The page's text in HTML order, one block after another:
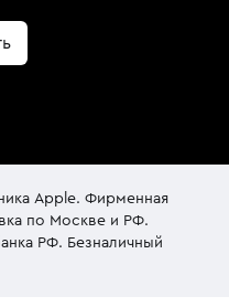
Apple. Фирменная
по Москве и РФ.
РФ. Безналичный